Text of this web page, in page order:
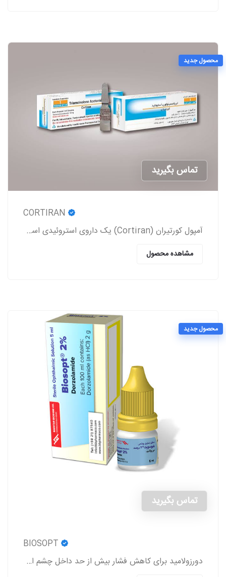
محصول جدید
تماس بگیرید
آمپول کورتیران (Cortiran) یک داروی استروئیدی است که معمولاً برای درمان التهاب و درد ناشی از شرایط مختلف پزشکی استفاده می‌شود.
مشاهده محصول
محصول جدید
تماس بگیرید
دورزولامید برای کاهش فشار بیش از حد داخل چشم استفاده می شود.